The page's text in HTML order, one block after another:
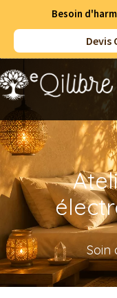
Besoin
Devis
Soin